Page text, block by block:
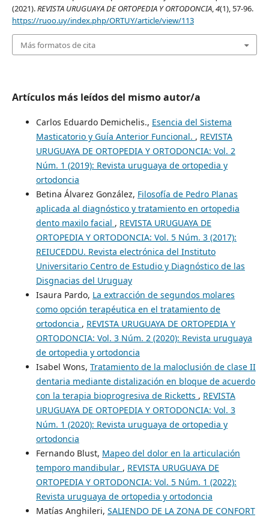
(2021).REVISTA URUGUAYA DE ORTOPEDIA Y ORTODONCIA,4(1), 57-96.
https://ruoo.uy/index.php/ORTUY/article/view/113
Más formatos de cita
Artículos más leídos del mismo autor/a
Carlos Eduardo Demichelis., Esencia del Sistema
Masticatorio y Guía Anterior Funcional. , REVISTA
URUGUAYA DE ORTOPEDIA Y ORTODONCIA: Vol. 2
Núm. 1 (2019): Revista uruguaya de ortopedia y
ortodoncia
Betina Álvarez González, Filosofía de Pedro Planas
aplicada al diagnóstico y tratamiento en ortopedia
dento maxilo facial , REVISTA URUGUAYA DE
ORTOPEDIA Y ORTODONCIA: Vol. 5 Núm. 3 (2017):
REIUCEDDU. Revista electrónica del Instituto
Universitario Centro de Estudio y Diagnóstico de las
Disgnacias del Uruguay
Isaura Pardo, La extracción de segundos molares
como opción terapéutica en el tratamiento de
ortodoncia , REVISTA URUGUAYA DE ORTOPEDIA Y
ORTODONCIA: Vol. 3 Núm. 2 (2020): Revista uruguaya
de ortopedia y ortodoncia
Isabel Wons, Tratamiento de la maloclusión de clase II
dentaria mediante distalización en bloque de acuerdo
con la terapia bioprogresiva de Ricketts , REVISTA
URUGUAYA DE ORTOPEDIA Y ORTODONCIA: Vol. 3
Núm. 1 (2020): Revista uruguaya de ortopedia y
ortodoncia
Fernando Blust, Mapeo del dolor en la articulación
temporo mandibular , REVISTA URUGUAYA DE
ORTOPEDIA Y ORTODONCIA: Vol. 5 Núm. 1 (2022):
Revista uruguaya de ortopedia y ortodoncia
Matías Anghileri, SALIENDO DE LA ZONA DE CONFORT